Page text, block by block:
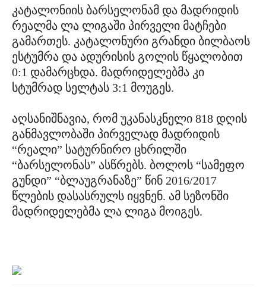
კატალონიის ბარსელონამ და მადრიდის
რეალმა ლა ლიგაში პირველი მატჩები
გამართეს. კატალონური გრანდი ბილბაოს
ესტუმრა და ადურისის გოლის წყალობით
0:1 დამარცხდა. მადრიდელებმა კი
სტუმრად სელტას 3:1 მოუგეს.
აღსანიშნავია, რომ უკანასკნელი 818 დღის
განმავლობაში პირველად მადრიდის
“რეალი” სატურნირო ცხრილში
“ბარსელონას” ასწრებს. ბოლოს “სამეფო
გუნდი” “ბლაუგრანაზე” წინ 2016/2017
წლების დასასრულს იყვნენ. ამ სეზონში
მადრიდელებმა ლა ლიგა მოიგეს.